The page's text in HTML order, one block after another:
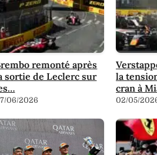
remonté après
sortie de Leclerc sur
06/2026
la
cran à
02/05/